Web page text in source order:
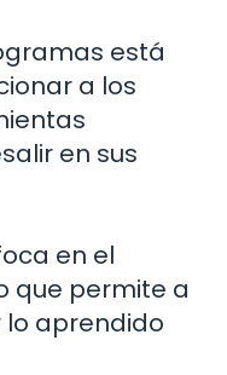
está
a los
en sus
en el
que permite a
aprendido